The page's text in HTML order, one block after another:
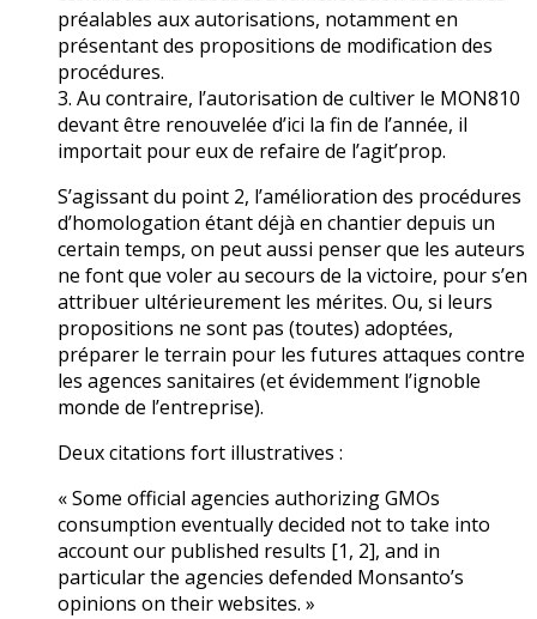
préalables aux autorisations, notamment en
présentant des propositions de modification des
procédures.
3. Au contraire, l’autorisation de cultiver le MON810
devant être renouvelée d’ici la fin de l’année, il
importait pour eux de refaire de l’agit’prop.
S’agissant du point 2, l’amélioration des procédures
d’homologation étant déjà en chantier depuis un
certain temps, on peut aussi penser que les auteurs
ne font que voler au secours de la victoire, pour s’en
attribuer ultérieurement les mérites. Ou, si leurs
propositions ne sont pas (toutes) adoptées,
préparer le terrain pour les futures attaques contre
les agences sanitaires (et évidemment l’ignoble
monde de l’entreprise).
Deux citations fort illustratives :
« Some official agencies authorizing GMOs
consumption eventually decided not to take into
account our published results [1, 2], and in
particular the agencies defended Monsanto’s
opinions on their websites. »